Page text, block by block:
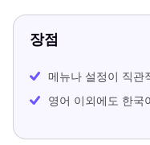
장점
메뉴나 설정이 직관
영어 이외에도 한국